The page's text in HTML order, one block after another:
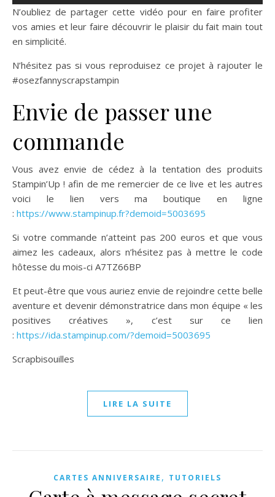
N’oubliez de partager cette vidéo pour en faire profiter
vos amies et leur faire découvrir le plaisir du fait main tout
en simplicité.
N’hésitez pas si vous reproduisez ce projet à rajouter le
#osezfannyscrapstampin
Envie de passer une
commande
Vous avez envie de cédez à la tentation des produits
Stampin’Up ! afin de me remercier de ce live et les autres
voici le lien vers ma boutique en ligne
: https://www.stampinup.fr?demoid=5003695
Si votre commande n’atteint pas 200 euros et que vous
aimez les cadeaux, alors n’hésitez pas à mettre le code
hôtesse du mois-ci A7TZ66BP
Et peut-être que vous auriez envie de rejoindre cette belle
aventure et devenir démonstratrice dans mon équipe « les
positives créatives », c’est sur ce lien
: https://ida.stampinup.com/?demoid=5003695
Scrapbisouilles
LIRE LA SUITE
CARTES ANNIVERSAIRE , TUTORIELS